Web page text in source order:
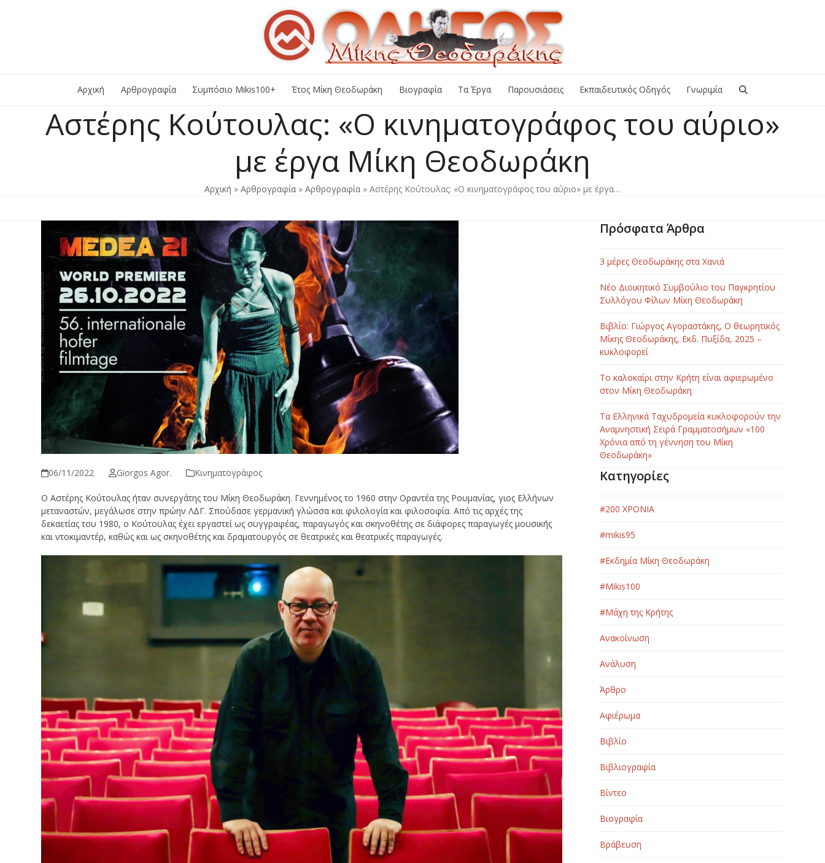
Αρχική Αρθρογραφία Συμπόσιο Mikis100+ Έτος Μίκη Θεοδωράκη Βιογραφία Τα Έργα Παρουσιάσεις Εκπαιδευτικός Οδηγός Γνωριμία
Αστέρης Κούτουλας: «Ο κινηματογράφος του αύριο»
με έργα Μίκη Θεοδωράκη
Αρχική » Αρθρογραφία » Αρθρογραφία » Αστέρης Κούτουλας: «Ο κινηματογράφος του αύριο» με έργα…
06/11/2022 Giorgos Agor. Κινηματογράφος
Ο Αστέρης Κούτουλας ήταν συνεργάτης του Μίκη Θεοδωράκη. Γεννημένος το 1960 στην Οραντέα της Ρουμανίας, γιος Ελλήνων
μεταναστών, μεγάλωσε στην πρώην ΛΔΓ. Σπούδασε γερμανική γλώσσα και φιλολογία και φιλοσοφία. Από τις αρχές της
δεκαετίας του 1980, ο Κούτουλας έχει εργαστεί ως συγγραφέας, παραγωγός και σκηνοθέτης σε διάφορες παραγωγές μουσικής
και ντοκιμαντέρ, καθώς και ως σκηνοθέτης και δραματουργός σε θεατρικές και θεατρικές παραγωγές.
Πρόσφατα Άρθρα
3 μέρες Θεοδωράκης στα Χανιά
Νέο Διοικητικό Συμβούλιο του Παγκρητίου
Συλλόγου Φίλων Μίκη Θεοδωράκη
Βιβλίο: Γιώργος Αγοραστάκης, Ο θεωρητικός
Μίκης Θεοδωράκης, Εκδ. Πυξίδα, 2025 –
κυκλοφορεί
Το καλοκαίρι στην Κρήτη είναι αφιερωμένο
στον Μίκη Θεοδωράκη
Τα Ελληνικά Ταχυδρομεία κυκλοφορούν την
Αναμνηστική Σειρά Γραμματοσήμων «100
Χρόνια από τη γέννηση του Μίκη
Θεοδωράκη»
Κατηγορίες
#200 ΧΡΟΝΙΑ
#mikis95
#Εκδημία Μίκη Θεοδωράκη
#Μikis100
#Μάχη της Κρήτης
Ανακοίνωση
Ανάλυση
Άρθρο
Αφιέρωμα
Βιβλίο
Βιβλιογραφία
Βίντεο
Βιογραφία
Βράβευση